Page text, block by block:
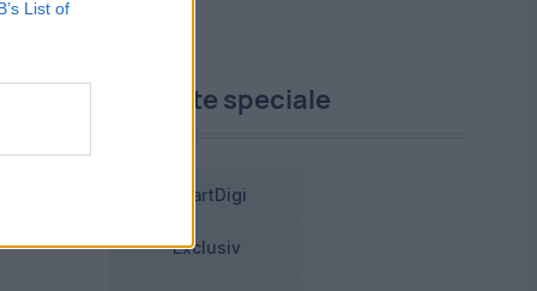
List of
Proiecte speciale
SmartDigi
Exclusiv